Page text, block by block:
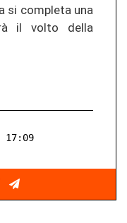
si com­ple­ta una
il volto della
17:09